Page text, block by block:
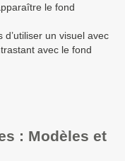
le fond
un visuel avec
avec le fond
: Modèles et